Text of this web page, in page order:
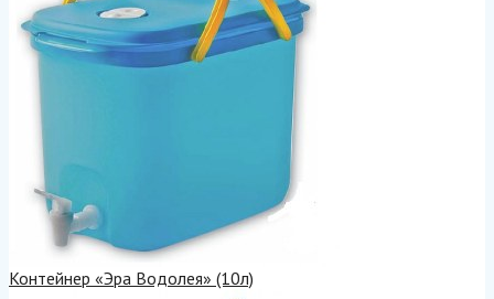
Контейнер «Эра Водолея» (10л)